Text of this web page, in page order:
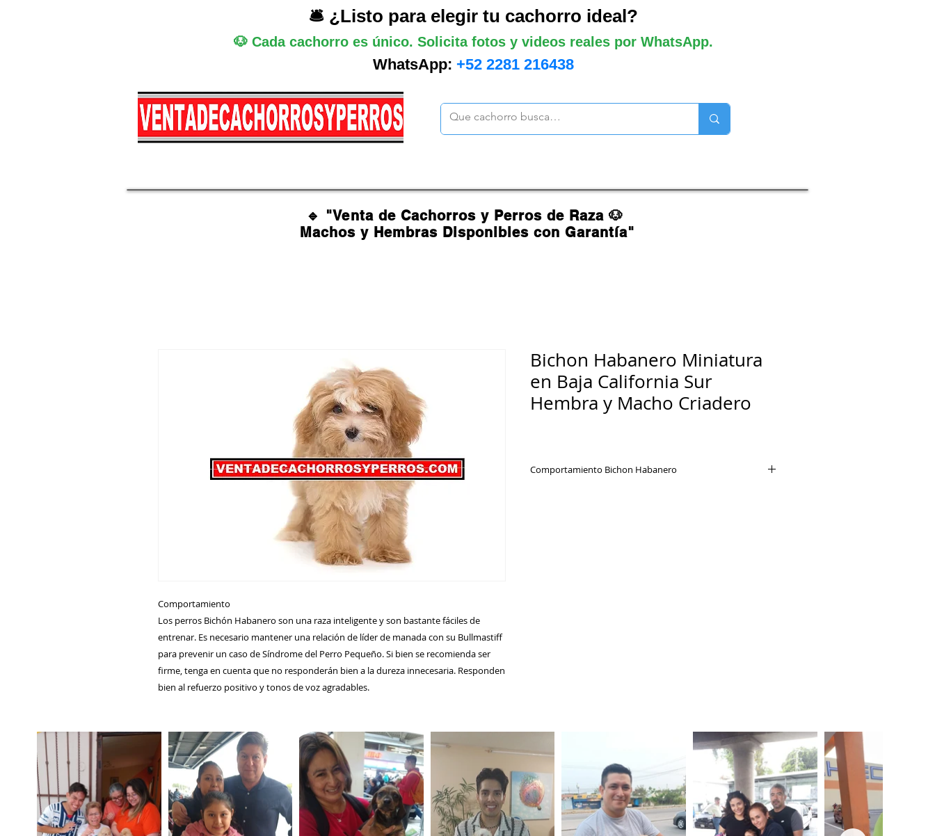
🛎️ ¿Listo para elegir tu cachorro ideal?
🐶 Cada cachorro es único. Solicita fotos y videos reales por WhatsApp.
WhatsApp: +52 2281 216438
🔹 "Venta de Cachorros y Perros de Raza 🐶
Machos y Hembras Disponibles con Garantía"
Comportamiento
Los perros Bichón Habanero son una raza inteligente y son bastante fáciles de
entrenar. Es necesario mantener una relación de líder de manada con su Bullmastiff
para prevenir un caso de Síndrome del Perro Pequeño. Si bien se recomienda ser
firme, tenga en cuenta que no responderán bien a la dureza innecesaria. Responden
bien al refuerzo positivo y tonos de voz agradables.
Bichon Habanero Miniatura
en Baja California Sur
Hembra y Macho Criadero
Comportamiento Bichon Habanero